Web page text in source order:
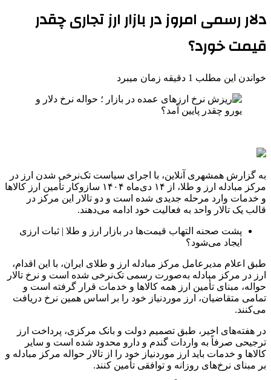
دلار رسمی امروز در بازار ارز تجاری چقدر
قیمت خورد؟
خواندن این مطلب 1 دقیقه زمان میبرد
به گزارش همشهری آنلاین، با اجرای سیاست تک‌نرخی شدن ارز در
مرکز مبادله ارز و طلا، از ۱۴ دی‌ماه ۱۴۰۴ سازوکار تأمین ارز کالاها
و خدمات وارد مرحله جدیدی شده است و دو تالار این مرکز در
قالب یک تالار واحد به فعالیت خود ادامه می‌دهند.
پشت صحنه التهاب قیمت‌ها در بازار ارز و طلا | ثبات ارزی
ایجاد می‌شود؟
طبق اعلام مدیرعامل مرکز مبادله ارز و طلای ایران، با این اقدام،
ارز در مرکز مبادله به‌صورت رسمی تک‌نرخی شده است و نرخ تالار
حواله، مبنای تأمین ارز همه کالاها و خدمات قرار گرفته است و
تمامی متقاضیان، ارز موردنیاز خود را بر اساس همین نرخ دریافت
می‌کنند.
در هفته‌های اخیر، طبق تصمیم دولت و بانک مرکزی، پرداخت ارز
ترجیحی صرفاً به واردات گندم و دارو محدود شده است و سایر
کالاها و خدمات باید ارز موردنیاز خود را از تالار حواله مرکز مبادله و
بر مبنای نرخ‌های روزانه و توافقی تأمین کنند.